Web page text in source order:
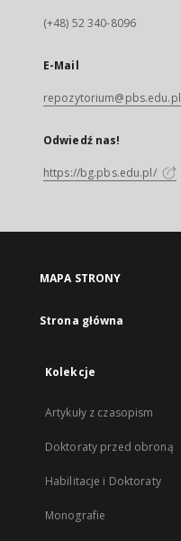
(+48) 52 340-8096
E-Mail
repozytorium@pbs.edu.pl
Odwiedź nas!
https://bg.pbs.edu.pl/
MAPA STRONY
Strona główna
Kolekcje
Artykuły z czasopism
Doktoraty przed obroną
Habilitacje i Doktoraty
Monografie